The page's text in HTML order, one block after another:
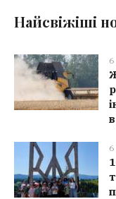
Найсвіжіші